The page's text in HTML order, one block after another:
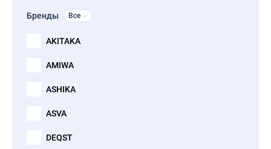
Бренды Все
AKITAKA
AMIWA
ASHIKA
ASVA
DEQST